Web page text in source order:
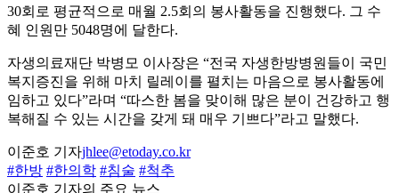
30회로 평균적으로 매월 2.5회의 봉사활동을 진행했다. 그 수
혜 인원만 5048명에 달한다.
자생의료재단 박병모 이사장은 “전국 자생한방병원들이 국민
복지증진을 위해 마치 릴레이를 펼치는 마음으로 봉사활동에
임하고 있다”라며 “따스한 봄을 맞이해 많은 분이 건강하고 행
복해질 수 있는 시간을 갖게 돼 매우 기쁘다”라고 말했다.
이준호 기자jhlee@etoday.co.kr
#한방 #한의학 #침술 #척추
이준호 기자의 주요 뉴스